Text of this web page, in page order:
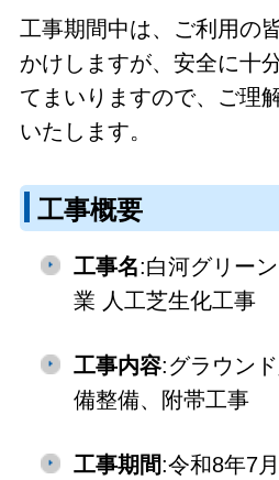
工事期間中は、ご利用の
かけしますが、安全に十
てまいりますので、ご理
いたします。
工事概要
工事名:白河グリー
業 人工芝生化工事
工事内容:グラウン
備整備、附帯工事
工事期間:令和8年7